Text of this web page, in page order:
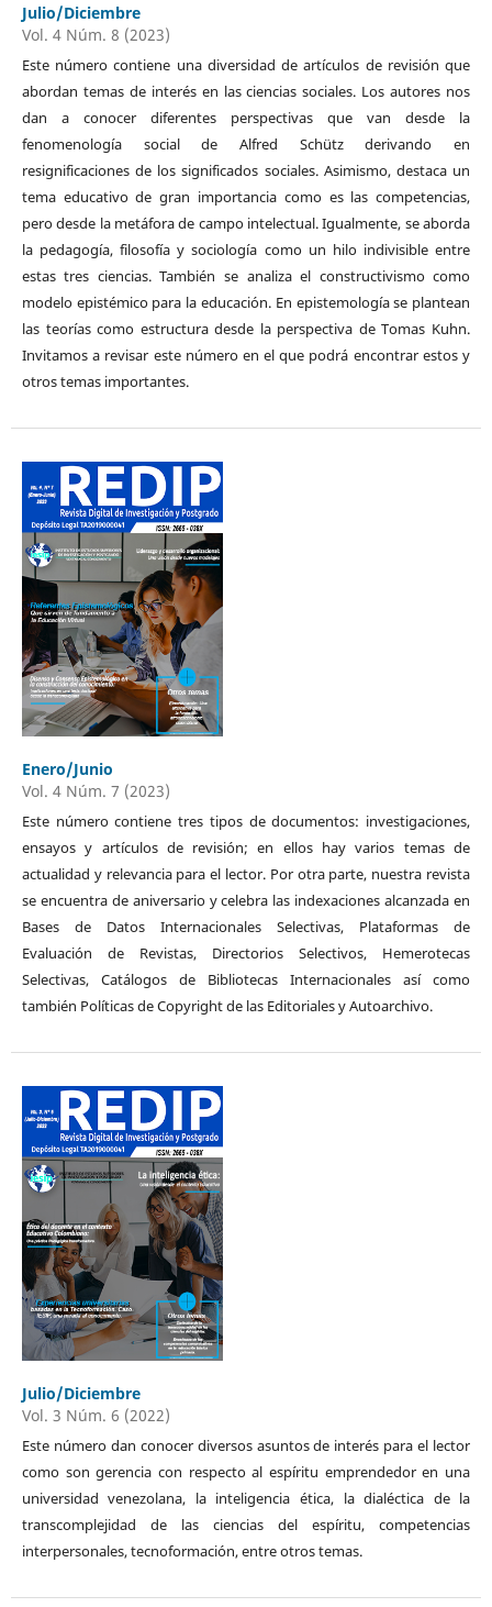
Julio/Diciembre
Vol. 4 Núm. 8 (2023)
Este número contiene una diversidad de artículos de revisión que
abordan temas de interés en las ciencias sociales. Los autores nos
dan a conocer diferentes perspectivas que van desde la
fenomenología social de Alfred Schütz derivando en
resignificaciones de los significados sociales. Asimismo, destaca un
tema educativo de gran importancia como es las competencias,
pero desde la metáfora de campo intelectual. Igualmente, se aborda
la pedagogía, filosofía y sociología como un hilo indivisible entre
estas tres ciencias. También se analiza el constructivismo como
modelo epistémico para la educación. En epistemología se plantean
las teorías como estructura desde la perspectiva de Tomas Kuhn.
Invitamos a revisar este número en el que podrá encontrar estos y
otros temas importantes.
Enero/Junio
Vol. 4 Núm. 7 (2023)
Este número contiene tres tipos de documentos: investigaciones,
ensayos y artículos de revisión; en ellos hay varios temas de
actualidad y relevancia para el lector. Por otra parte, nuestra revista
se encuentra de aniversario y celebra las indexaciones alcanzada en
Bases de Datos Internacionales Selectivas, Plataformas de
Evaluación de Revistas, Directorios Selectivos, Hemerotecas
Selectivas, Catálogos de Bibliotecas Internacionales así como
también Políticas de Copyright de las Editoriales y Autoarchivo.
Julio/Diciembre
Vol. 3 Núm. 6 (2022)
Este número dan conocer diversos asuntos de interés para el lector
como son gerencia con respecto al espíritu emprendedor en una
universidad venezolana, la inteligencia ética, la dialéctica de la
transcomplejidad de las ciencias del espíritu, competencias
interpersonales, tecnoformación, entre otros temas.